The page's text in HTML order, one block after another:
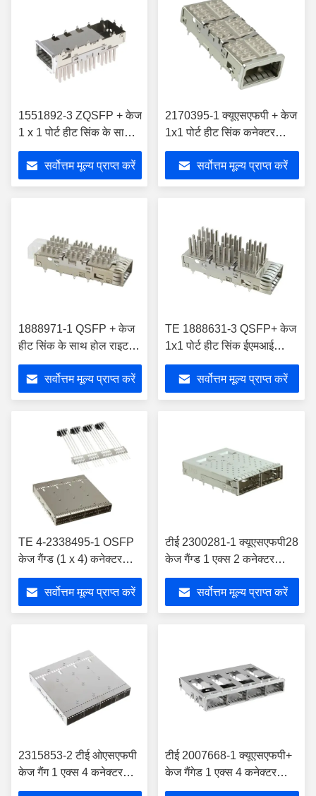
1551892-3 ZQSFP + केज
1 x 1 पोर्ट हीट सिंक के साथ
25 Gb/s
सर्वोत्तम मूल्य प्राप्त करें
2170395-1 क्यूएसएफपी + केज
1x1 पोर्ट हीट सिंक कनेक्टर
सोल्डर के साथ
सर्वोत्तम मूल्य प्राप्त करें
1888971-1 QSFP + केज
हीट सिंक के साथ होल राइट
एंगल के माध्यम से लाइटपाइप
शामिल हैसर्वोत्तम मूल्य प्राप्त करें
TE 1888631-3 QSFP+ केज
1x1 पोर्ट हीट सिंक ईएमआई
स्प्रिंग्स के साथ
सर्वोत्तम मूल्य प्राप्त करें
TE 4-2338495-1 OSFP
केज गैंग्ड (1 x 4) कनेक्टर
EMI स्प्रिंग
सर्वोत्तम मूल्य प्राप्त करें
टीई 2300281-1 क्यूएसएफपी28
केज गैंग्ड 1 एक्स 2 कनेक्टर
आंतरिक/बाहरी ईएमआई स्प्रिंग
सर्वोत्तम मूल्य प्राप्त करें
2315853-2 टीई ओएसएफपी
केज गैंग 1 एक्स 4 कनेक्टर
मॉड्यूलर जैक
टीई 2007668-1 क्यूएसएफपी+
केज गैंगेड 1 एक्स 4 कनेक्टर
मॉड्यूलर जैक